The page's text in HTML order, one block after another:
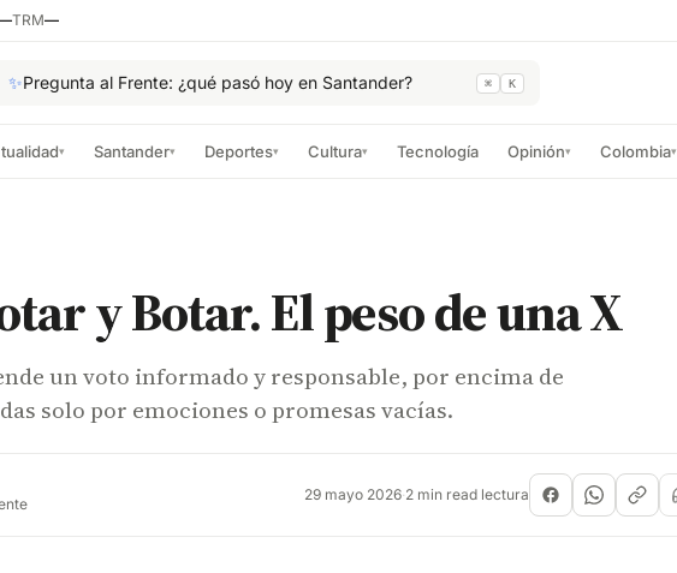
TRM—
✨Pregunta al Frente: ¿qué pasó hoy en Santander? ⌘ K
▾ Santander▾ Deportes▾ Cultura▾ Tecnología Opinión▾ Colombia▾
y Botar. El peso de una X
un voto informado y responsable, por encima de
solo por emociones o promesas vacías.
29 mayo 2026·2 min read lectura